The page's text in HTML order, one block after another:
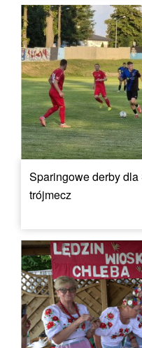
Sparingowe derby dla
trójmecz